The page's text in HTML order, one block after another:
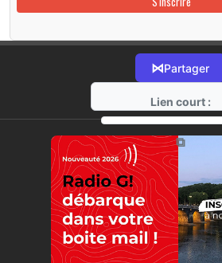
⋈Partager
Lien court :
⧉